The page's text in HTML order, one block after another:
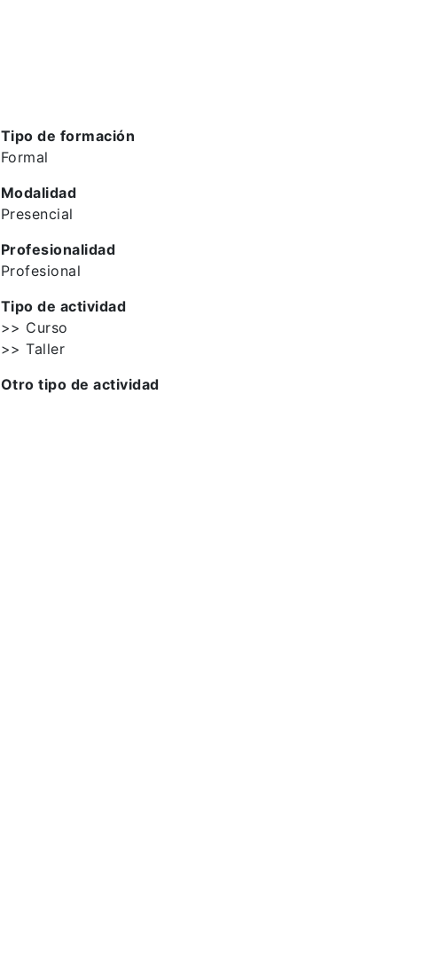
Tipo de formación
Formal
Modalidad
Presencial
Profesionalidad
Profesional
Tipo de actividad
>> Curso
>> Taller
Otro tipo de actividad